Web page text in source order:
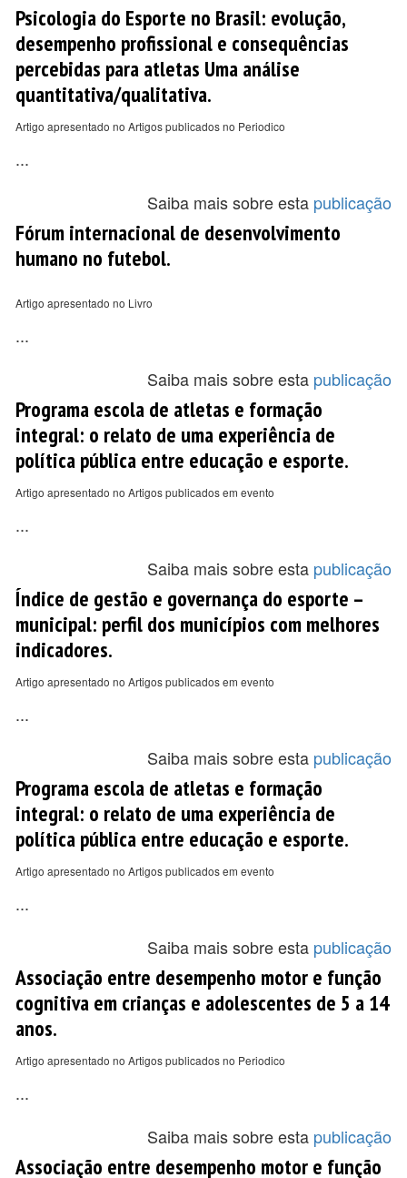
Psicologia do Esporte no Brasil: evolução,
desempenho profissional e consequências
percebidas para atletas Uma análise
quantitativa/qualitativa.
Artigo apresentado no Artigos publicados no Periodico
...
Saiba mais sobre esta publicação
Fórum internacional de desenvolvimento
humano no futebol.
Artigo apresentado no Livro
...
Saiba mais sobre esta publicação
Programa escola de atletas e formação
integral: o relato de uma experiência de
política pública entre educação e esporte.
Artigo apresentado no Artigos publicados em evento
...
Saiba mais sobre esta publicação
Índice de gestão e governança do esporte –
municipal: perfil dos municípios com melhores
indicadores.
Artigo apresentado no Artigos publicados em evento
...
Saiba mais sobre esta publicação
Programa escola de atletas e formação
integral: o relato de uma experiência de
política pública entre educação e esporte.
Artigo apresentado no Artigos publicados em evento
...
Saiba mais sobre esta publicação
Associação entre desempenho motor e função
cognitiva em crianças e adolescentes de 5 a 14
anos.
Artigo apresentado no Artigos publicados no Periodico
...
Saiba mais sobre esta publicação
Associação entre desempenho motor e função